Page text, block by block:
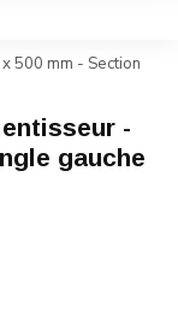
500 mm - Section
-
gauche